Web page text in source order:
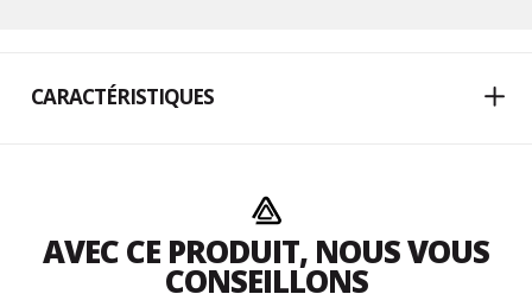
CARACTÉRISTIQUES
AVEC CE PRODUIT, NOUS VOUS
CONSEILLONS